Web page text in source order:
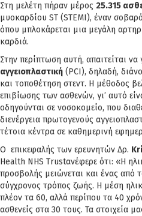
Στη μελέτη πήραν μέρος 25.315
μυοκαρδίου ST (STEMI), έναν
όπου μπλοκάρεται μια μεγάλη
καρδιά.
Στην περίπτωση αυτή, απαιτείται να
αγγειοπλαστική (PCI), δηλαδή,
και τοποθέτηση στεντ. Η μέθοδος
επιβίωσης των ασθενών, γι’ αυτό
οδηγούνται σε νοσοκομείο, που
διενέργεια πρωτογενούς
τέτοια κέντρα σε καθημερινή
O επικεφαλής των ερευνητών Δρ.
Health NHS Trustανέφερε ότι: «Η
προσβολής μειώνεται και ένας από
σύγχρονος τρόπος ζωής. Η μέση
πλέον τα 60, αλλά περίπου τα 40
ασθενείς στα 30 τους. Τα στοιχεία